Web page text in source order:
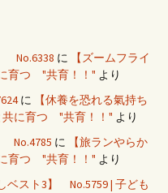
No.6338 に
【ズームフライ
育つ "共育！！" より
に
【休養を恐れる氣持ち
共に育つ "共育！！" より
No.4785 に
【旅ランやらか
育つ "共育！！" より
ベスト3】 No.5759 | 子ども